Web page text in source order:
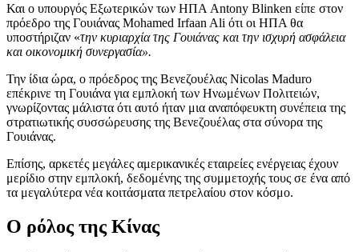
Και ο υπουργός Εξωτερικών των ΗΠΑ Antony Blinken είπε στον
πρόεδρο της Γουιάνας Mohamed Irfaan Ali ότι οι ΗΠΑ θα
υποστήριζαν «την κυριαρχία της Γουιάνας και την ισχυρή ασφάλεια
και οικονομική συνεργασία».
Την ίδια ώρα, ο πρόεδρος της Βενεζουέλας Nicolas Maduro
επέκρινε τη Γουιάνα για εμπλοκή των Ηνωμένων Πολιτειών,
γνωρίζοντας μάλιστα ότι αυτό ήταν μια αναπόφευκτη συνέπεια της
στρατιωτικής συσσώρευσης της Βενεζουέλας στα σύνορα της
Γουιάνας.
Επίσης, αρκετές μεγάλες αμερικανικές εταιρείες ενέργειας έχουν
μερίδιο στην εμπλοκή, δεδομένης της συμμετοχής τους σε ένα από
τα μεγαλύτερα νέα κοιτάσματα πετρελαίου στον κόσμο.
Ο ρόλος της Κίνας